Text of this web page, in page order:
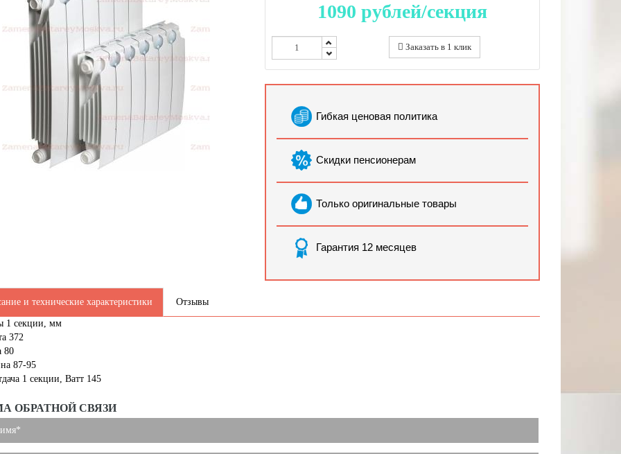
1090 рублей/секция
Заказать в 1 клик
Гибкая ценовая политика
Скидки пенсионерам
Только оригинальные товары
Гарантия 12 месяцев
и технические характеристики Отзывы
1 секции, мм
372
80
87-95
1 секции, Ватт 145
ОБРАТНОЙ СВЯЗИ